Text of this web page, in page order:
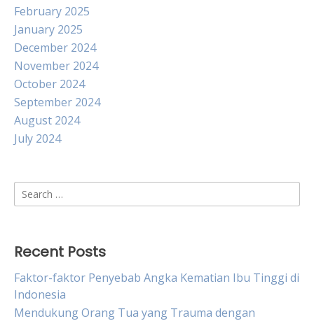
February 2025
January 2025
December 2024
November 2024
October 2024
September 2024
August 2024
July 2024
Search
for:
Recent Posts
Faktor-faktor Penyebab Angka Kematian Ibu Tinggi di
Indonesia
Mendukung Orang Tua yang Trauma dengan